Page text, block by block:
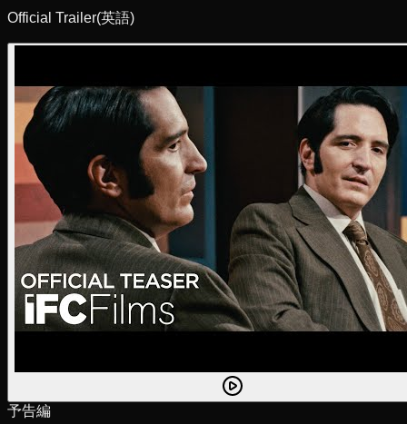
Official Trailer(英語)
予告編